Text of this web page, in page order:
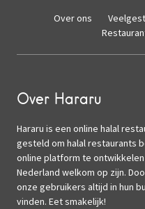
Over ons
Over Hararu
Hararu is een online halal
gesteld om halal restaurants
online platform te
Nederland welkom op zijn.
onze gebruikers altijd in hun
vinden. Eet smakelijk!